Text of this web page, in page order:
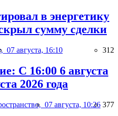
в энергетику
сумму сделки
07 августа, 16:10 312
С 16:00 6 августа
2026 года
07 августа, 10:26 377